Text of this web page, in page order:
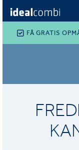
FÅ GRATIS